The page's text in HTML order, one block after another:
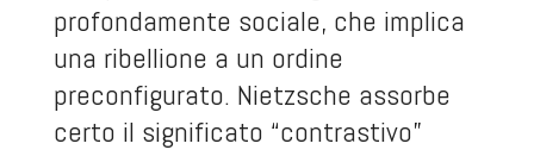
profondamente sociale, che implica
una ribellione a un ordine
preconfigurato. Nietzsche assorbe
certo il significato “contrastivo”